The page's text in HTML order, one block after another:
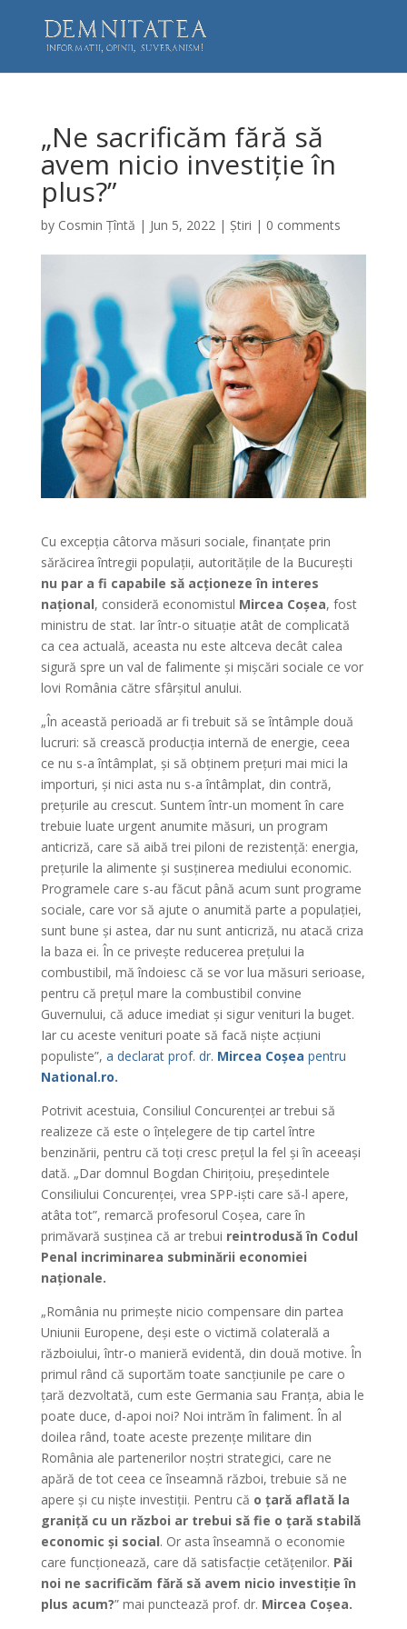
„Ne sacrificăm fără să
avem nicio investiție în
plus?”
by Cosmin Țîntă | Jun 5, 2022| Știri | 0 comments
Cu excepția câtorva măsuri sociale, finanțate prin
sărăcirea întregii populații, autoritățile de la București
nu par a fi capabile să acționeze în interes
național, consideră economistul Mircea Coșea, fost
ministru de stat. Iar într-o situație atât de complicată
ca cea actuală, aceasta nu este altceva decât calea
sigură spre un val de falimente și mișcări sociale ce vor
lovi România către sfârșitul anului.
„În această perioadă ar fi trebuit să se întâmple două
lucruri: să crească producția internă de energie, ceea
ce nu s-a întâmplat, și să obținem prețuri mai mici la
importuri, și nici asta nu s-a întâmplat, din contră,
prețurile au crescut. Suntem într-un moment în care
trebuie luate urgent anumite măsuri, un program
anticriză, care să aibă trei piloni de rezistență: energia,
prețurile la alimente și susținerea mediului economic.
Programele care s-au făcut până acum sunt programe
sociale, care vor să ajute o anumită parte a populației,
sunt bune și astea, dar nu sunt anticriză, nu atacă criza
la baza ei. În ce privește reducerea prețului la
combustibil, mă îndoiesc că se vor lua măsuri serioase,
pentru că prețul mare la combustibil convine
Guvernului, că aduce imediat și sigur venituri la buget.
Iar cu aceste venituri poate să facă niște acțiuni
populiste”, a declarat prof. dr. Mircea Coșea pentru
National.ro.
Potrivit acestuia, Consiliul Concurenței ar trebui să
realizeze că este o înțelegere de tip cartel între
benzinării, pentru că toți cresc prețul la fel și în aceeași
dată. „Dar domnul Bogdan Chirițoiu, președintele
Consiliului Concurenței, vrea SPP-iști care să-l apere,
atâta tot”, remarcă profesorul Coșea, care în
primăvară susținea că ar trebui reintrodusă în Codul
Penal incriminarea subminării economiei
naționale.
„România nu primește nicio compensare din partea
Uniunii Europene, deși este o victimă colaterală a
războiului, într-o manieră evidentă, din două motive. În
primul rând că suportăm toate sancțiunile pe care o
țară dezvoltată, cum este Germania sau Franța, abia le
poate duce, d-apoi noi? Noi intrăm în faliment. În al
doilea rând, toate aceste prezențe militare din
România ale partenerilor noștri strategici, care ne
apără de tot ceea ce înseamnă război, trebuie să ne
apere și cu niște investiții. Pentru că o țară aflată la
graniță cu un război ar trebui să fie o țară stabilă
economic și social. Or asta înseamnă o economie
care funcționează, care dă satisfacție cetățenilor. Păi
noi ne sacrificăm fără să avem nicio investiție în
plus acum?” mai punctează prof. dr. Mircea Coșea.